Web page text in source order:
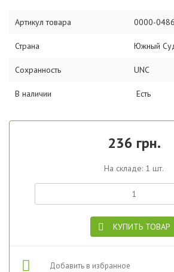
Артикул товара 0000-
Страна Южный
Сохранность UNC
В наличии Есть
236 грн.
На складе: 1 шт.
КУПИТЬ ТОВАР
Добавить в избранное